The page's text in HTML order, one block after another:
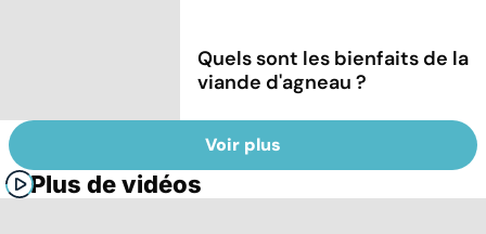
Quels sont les bienfaits de la
viande d'agneau ?
Voir plus
Plus de vidéos